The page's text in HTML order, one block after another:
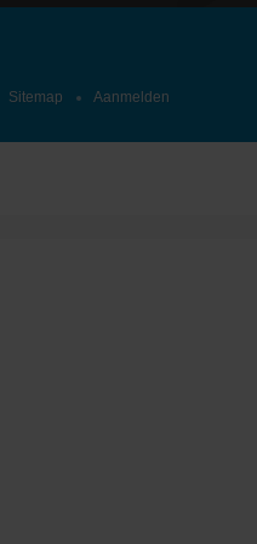
Sitemap Aanmelden